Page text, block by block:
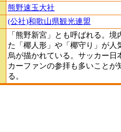
熊野速玉大社
(公社)和歌山県観光連盟
「熊野新宮」とも呼ばれる。
た「椰人形」や「椰守り」が人
烏が描かれている。サッカー日
カーファンの参拝も多いこと
る。